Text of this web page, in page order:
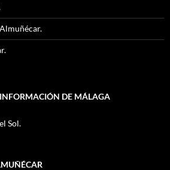
DE MÁLAGA
Sol.